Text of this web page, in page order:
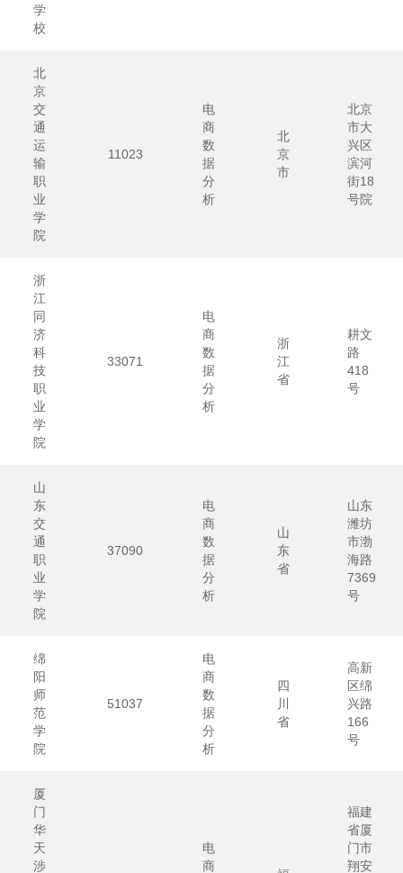
学
校
北
京
交
通
运
输
职
业
学
院
11023
电
商
数
据
分
析
北
京
市
北京
市大
兴区
滨河
街18
号院
浙
江
同
济
科
技
职
业
学
院
33071
电
商
数
据
分
析
浙
江
省
耕文
路
418
号
山
东
交
通
职
业
学
院
37090
电
商
数
据
分
析
山
东
省
山东
潍坊
市渤
海路
7369
号
绵
阳
师
范
学
院
51037
电
商
数
据
分
析
四
川
省
高新
区绵
兴路
166
号
厦
门
华
天
涉
电
商
福建
省厦
门市
翔安